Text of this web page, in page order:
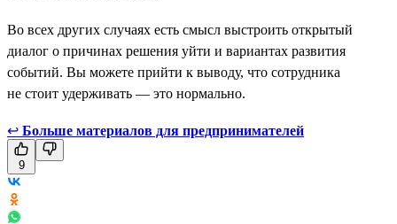
Во всех других случаях есть смысл выстроить открытый
диалог о причинах решения уйти и вариантах развития
событий. Вы можете прийти к выводу, что сотрудника
не стоит удерживать — это нормально.
↩ Больше материалов для предпринимателей
9